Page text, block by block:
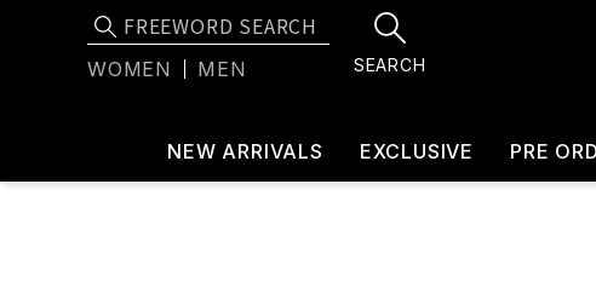
WOMEN MEN SEARCH
NEW ARRIVALS EXCLUSIVE PRE